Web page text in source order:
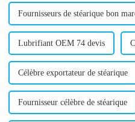
Fournisseurs de stéarique bon
Lubrifiant OEM 74 devis
Célèbre exportateur de stéarique
Fournisseur célèbre de stéarique